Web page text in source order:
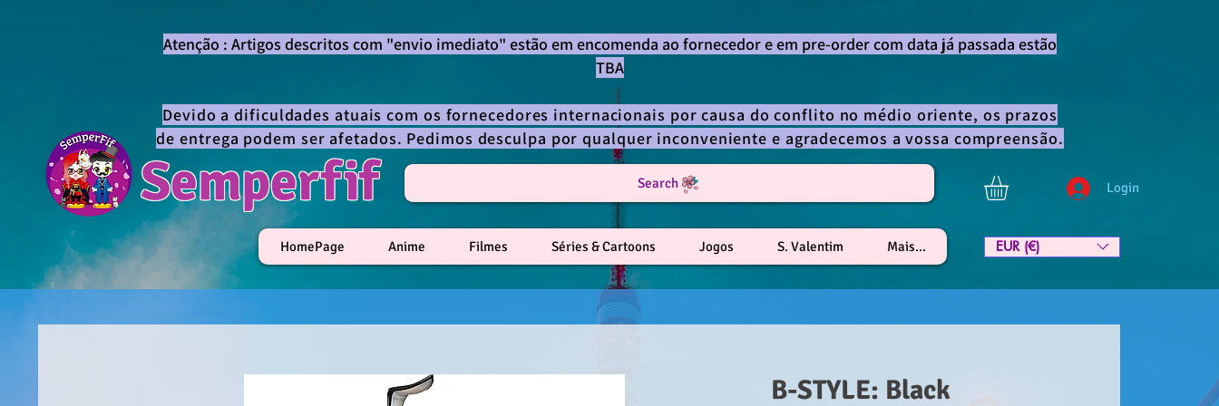
Semperfif Login
Atenção : Artigos descritos com "envio imediato" estão em encomenda ao fornecedor e em pre-order com data já passada estão
TBA
Devido a dificuldades atuais com os fornecedores internacionais por causa do conflito no médio oriente, os prazos
de entrega podem ser afetados. Pedimos desculpa por qualquer inconveniente e agradecemos a vossa compreensão.
Search
HomePage Anime Filmes Séries & Cartoons Jogos S. Valentim Mais... EUR (€)
B-STYLE: Black